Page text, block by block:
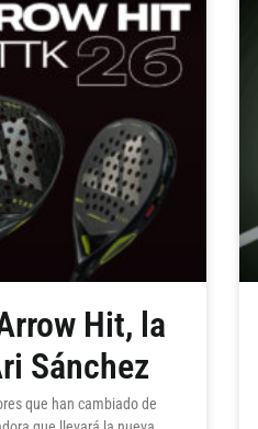
Hit, la
Sánchez
que han cambiado de